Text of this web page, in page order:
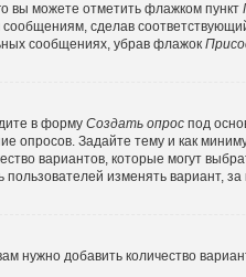
вы можете отметить флажком пункт
сделав
сообщениях, убрав флажок
в формуСоздать опрос под
опросов. Задайте тему и как
вариантов, которые могут
изменять вариант,
нужно добавить количество